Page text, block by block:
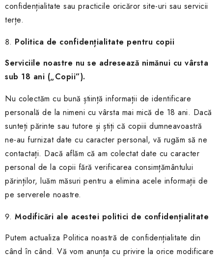
confidențialitate sau practicile oricăror site-uri sau servicii
terțe.
Politica de confidențialitate pentru copii
Serviciile noastre nu se adresează nimănui cu vârsta
sub 18 ani („Copii”).
Nu colectăm cu bună știință informații de identificare
personală de la nimeni cu vârsta mai mică de 18 ani. Dacă
sunteți părinte sau tutore și știți că copiii dumneavoastră
ne-au furnizat date cu caracter personal, vă rugăm să ne
contactați. Dacă aflăm că am colectat date cu caracter
personal de la copii fără verificarea consimțământului
părinților, luăm măsuri pentru a elimina acele informații de
pe serverele noastre.
Modificări ale acestei politici de confidențialitate
Putem actualiza Politica noastră de confidențialitate din
când în când. Vă vom anunța cu privire la orice modificare